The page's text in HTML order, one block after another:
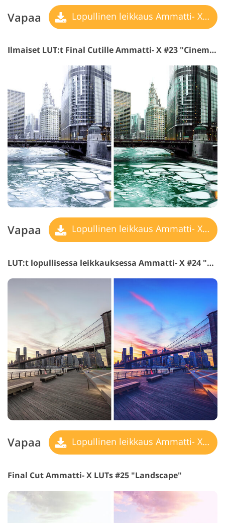
Vapaa Lopullinen leikkaus Ammatti- X LUT
Ilmaiset LUT:t Final Cutille Ammatti- X #23 "Cinematic City"
Vapaa Lopullinen leikkaus Ammatti- X LUT
LUT:t lopullisessa leikkauksessa Ammatti- X #24 "Matte Sunset"
Vapaa Lopullinen leikkaus Ammatti- X LUT
Final Cut Ammatti- X LUTs #25 "Landscape"